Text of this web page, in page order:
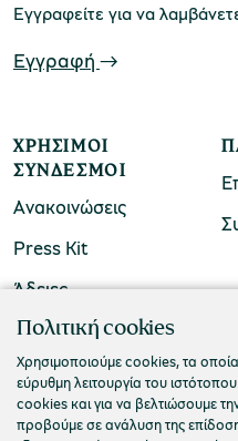
Μουσείο
Μουσείο Μαστίχας
Μουσείο
Εγγραφείτε για να
Εγγραφή
ΧΡΉΣΙΜΟΙ
ΣΎΝΔΕΣΜΟΙ
Ανακοινώσεις
Press Kit
Άδειες
ΠΟΛΙΤΙΣΤΙΚΟ ΙΔΡΥΜΑ
Τ. 210 3256922
Ε. info@piop.gr
Πολιτική cookies
Χρησιμοποιούμε cookies, τα οποία
εύρυθμη λειτουργία του
cookies και για να βελτιώσουμε
προβούμε σε ανάλυση της